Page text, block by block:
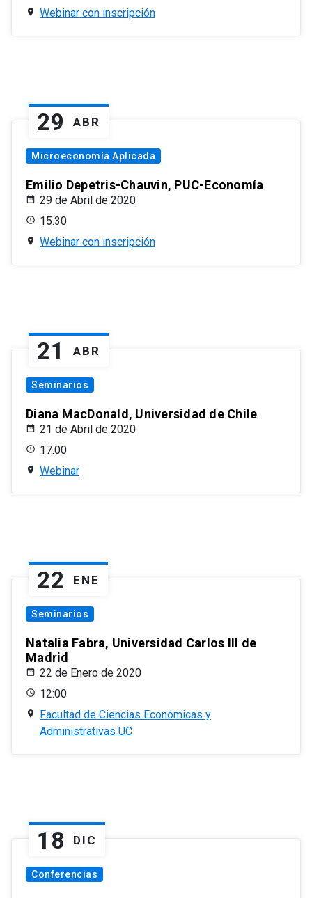
Webinar con inscripción
29 ABR
Microeconomía Aplicada
Emilio Depetris-Chauvin, PUC-Economía
29 de Abril de 2020
15:30
Webinar con inscripción
21 ABR
Seminarios
Diana MacDonald, Universidad de Chile
21 de Abril de 2020
17:00
Webinar
22 ENE
Seminarios
Natalia Fabra, Universidad Carlos III de
Madrid
22 de Enero de 2020
12:00
Facultad de Ciencias Económicas y
Administrativas UC
18 DIC
Conferencias